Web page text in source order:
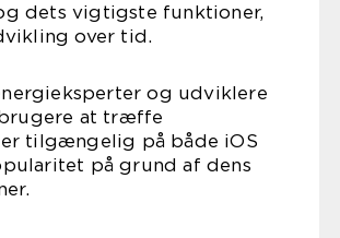
dets vigtigste funktioner,
over tid.
og udviklere
at træffe
tilgængelig på både iOS
på grund af dens